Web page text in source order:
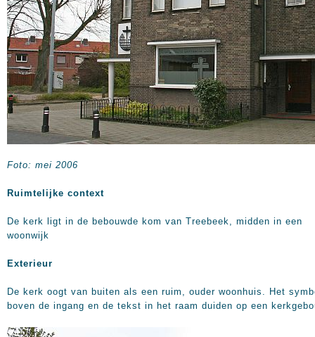
Foto: mei 2006
Ruimtelijke context
De kerk ligt in de bebouwde kom van Treebeek, midden in een
woonwijk
Exterieur
De kerk oogt van buiten als een ruim, ouder woonhuis. Het
boven de ingang en de tekst in het raam duiden op een